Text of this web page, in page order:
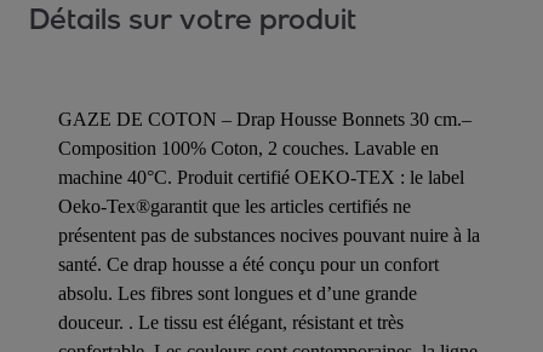
Détails sur votre produit
GAZE DE COTON – Drap Housse Bonnets 30 cm.–
Composition 100% Coton, 2 couches. Lavable en
machine 40°C. Produit certifié OEKO-TEX : le label
Oeko-Tex®garantit que les articles certifiés ne
présentent pas de substances nocives pouvant nuire à la
santé. Ce drap housse a été conçu pour un confort
absolu. Les fibres sont longues et d’une grande
douceur. . Le tissu est élégant, résistant et très